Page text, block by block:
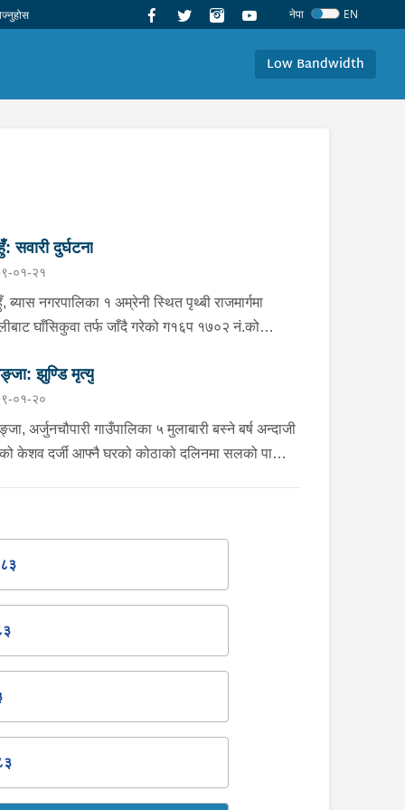
नेपा EN
Low Bandwidth
सवारी दुर्घटना
०१-२१
ब्यास नगरपालिका १ अम्रेनी स्थित पृथ्बी राजमार्गमा
घाँसिकुवा तर्फ जाँदै गरेको ग१६प १७०२ नं.को
६५ की गोमा अधिकारीलाई ठक्कर दिँदा घाइते भई
लागि रत्नहरी अस्पताल दमौली ल्याएको, अवस्था
मो.सा.र चालक प्रहरीको नियन्त्रणमा रहेको ।
झुण्डि मृत्यु
०१-२०
अर्जुनचौपारी गाउँपालिका ५ मुलाबारी बस्ने बर्ष अन्दाजी
केशव दर्जी आफ्नै घरको कोठाको दलिनमा सलको पासो